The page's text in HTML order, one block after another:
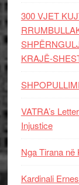
300 VJET
KRAJË-
VATRA’s
Injustice
Nga Tirana në
Kardinali